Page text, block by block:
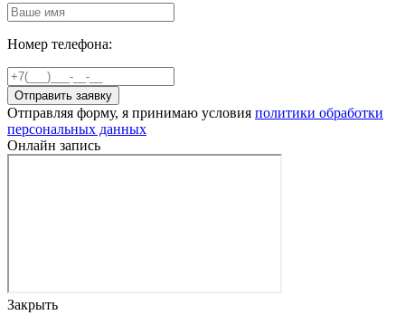
Номер телефона:
Отправить заявку
Отправляя форму, я принимаю условия политики обработки
персональных данных
Онлайн запись
Закрыть